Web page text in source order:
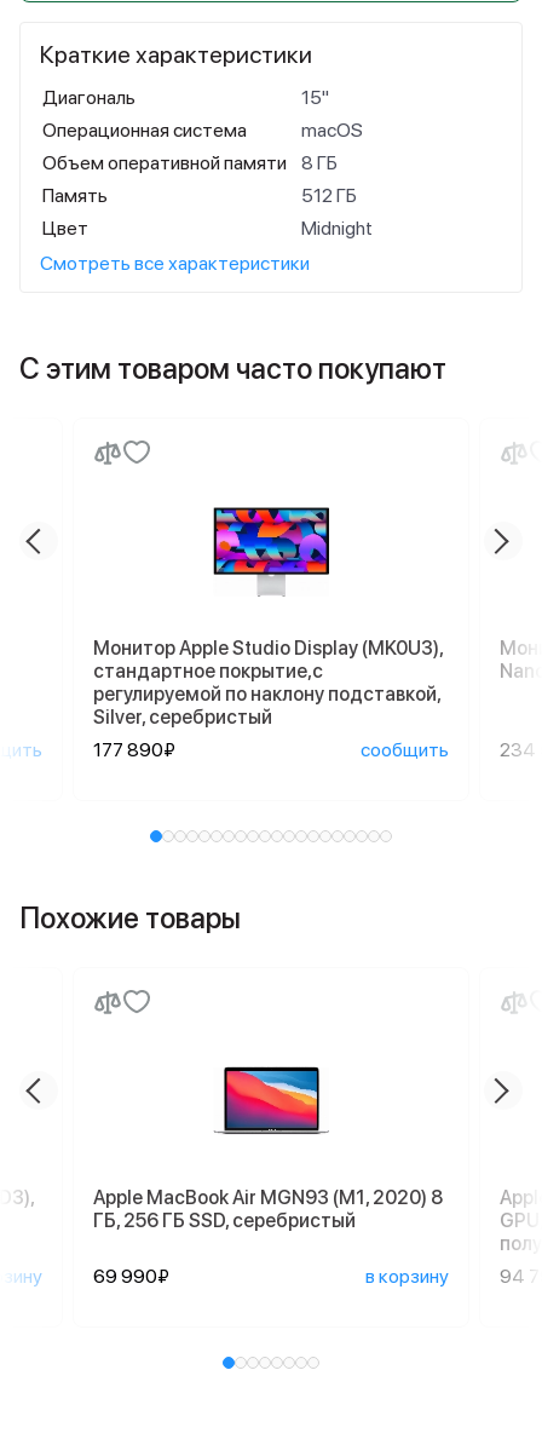
Краткие характеристики
Диагональ
15"
Операционная система
macOS
Объем оперативной памяти
8 ГБ
Память
512 ГБ
Цвет
Midnight
Смотреть все характеристики
С этим товаром часто покупают
Монитор Apple Studio Display (MK0U3),
стандартное покрытие,с
регулируемой по наклону подставкой,
Silver, серебристый
177 890₽
сообщить 234
Похожие товары
Apple MacBook Air MGN93 (M1, 2020) 8
ГБ, 256 ГБ SSD, серебристый
69 990₽ в корзину
94